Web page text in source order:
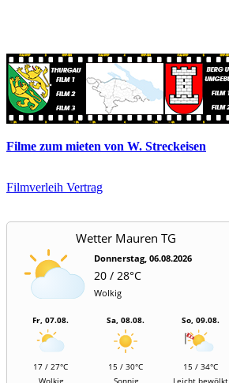
Filme zum mieten von W. Streckeisen
Filmverleih Vertrag
Wetter Mauren TG
Donnerstag, 06.08.2026
20 / 28°C
Wolkig
Fr, 07.08.
17 / 27°C
Wolkig
Sa, 08.08.
15 / 30°C
Sonnig
So, 09.08.
15 / 34°C
Leicht bewölkt